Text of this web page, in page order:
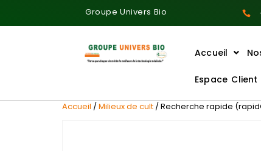
Groupe Univers Bio
Accueil
Espace Client
Accueil /Milieux de cult / Recherche rapide